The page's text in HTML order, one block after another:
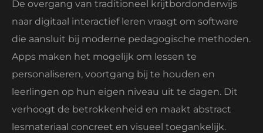
De overgang van traditioneel krijtbordonderwijs
naar digitaal interactief leren vraagt om software
die aansluit bij moderne pedagogische methoden.
Apps maken het mogelijk om lessen te
personaliseren, voortgang bij te houden en
leerlingen op hun eigen niveau uit te dagen. Dit
verhoogt de betrokkenheid en maakt abstract
lesmateriaal concreet en visueel toegankelijk.